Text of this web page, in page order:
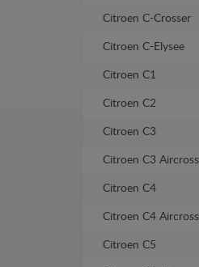
Citroen C-Crosser
Citroen C-Elysee
Citroen C1
Citroen C2
Citroen C3
Citroen C3 Aircross
Citroen C4
Citroen C4 Aircross
Citroen C5